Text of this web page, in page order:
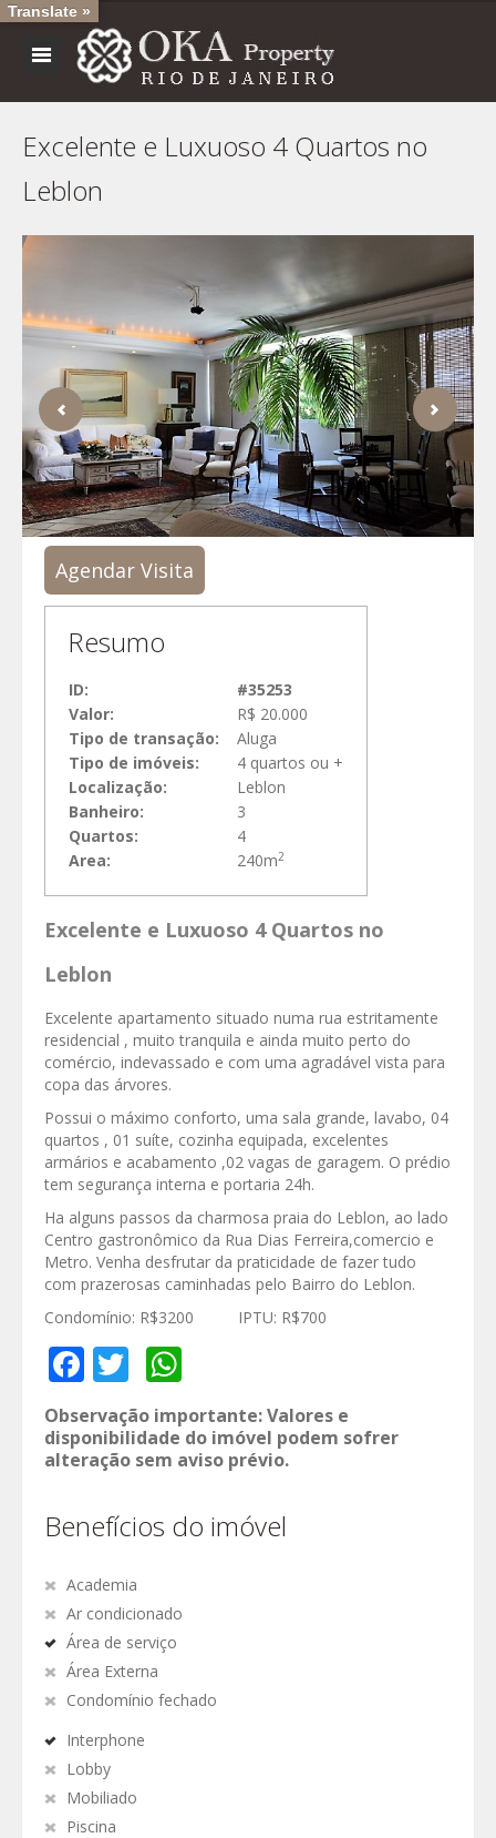
Excelente e Luxuoso 4 Quartos no
Leblon
Agendar Visita
Resumo
ID:
#35253
Valor:
R$ 20.000
Tipo de transação:
Aluga
Tipo de imóveis:
4 quartos ou +
Localização:
Leblon
Banheiro:
3
Quartos:
4
Area:
240m2
Excelente e Luxuoso 4 Quartos no
Leblon
Excelente apartamento situado numa rua estritamente
residencial , muito tranquila e ainda muito perto do
comércio, indevassado e com uma agradável vista para
copa das árvores.
Possui o máximo conforto, uma sala grande, lavabo, 04
quartos , 01 suíte, cozinha equipada, excelentes
armários e acabamento ,02 vagas de garagem. O prédio
tem segurança interna e portaria 24h.
Ha alguns passos da charmosa praia do Leblon, ao lado
Centro gastronômico da Rua Dias Ferreira,comercio e
Metro. Venha desfrutar da praticidade de fazer tudo
com prazerosas caminhadas pelo Bairro do Leblon.
Condomínio: R$3200 IPTU: R$700
Facebook
Twitter
Observação importante: Valores e
disponibilidade do imóvel podem sofrer
alteração sem aviso prévio.
Benefícios do imóvel
Academia
Ar condicionado
Área de serviço
Área Externa
Condomínio fechado
Interphone
Lobby
Mobiliado
Piscina
Translate »